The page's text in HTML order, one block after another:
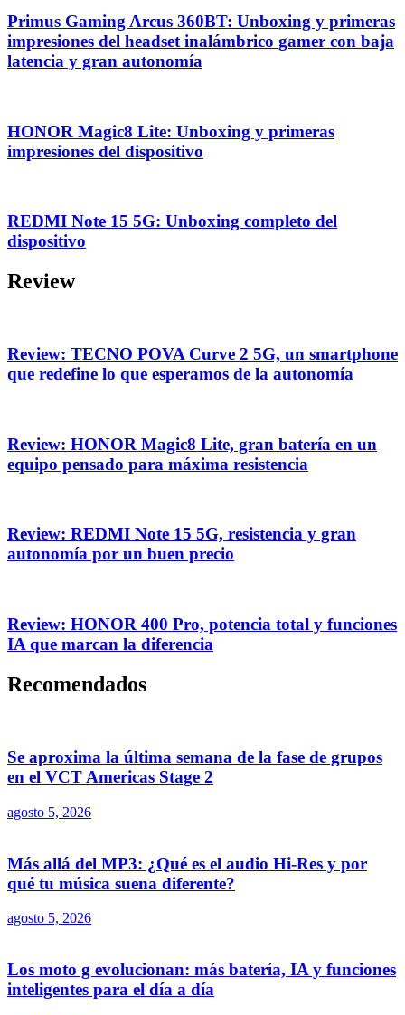
Primus Gaming Arcus 360BT: Unboxing y primeras
impresiones del headset inalámbrico gamer con baja
latencia y gran autonomía
HONOR Magic8 Lite: Unboxing y primeras
impresiones del dispositivo
REDMI Note 15 5G: Unboxing completo del
dispositivo
Review
Review: TECNO POVA Curve 2 5G, un smartphone
que redefine lo que esperamos de la autonomía
Review: HONOR Magic8 Lite, gran batería en un
equipo pensado para máxima resistencia
Review: REDMI Note 15 5G, resistencia y gran
autonomía por un buen precio
Review: HONOR 400 Pro, potencia total y funciones
IA que marcan la diferencia
Recomendados
Se aproxima la última semana de la fase de grupos
en el VCT Americas Stage 2
agosto 5, 2026
Más allá del MP3: ¿Qué es el audio Hi-Res y por
qué tu música suena diferente?
agosto 5, 2026
Los moto g evolucionan: más batería, IA y funciones
inteligentes para el día a día